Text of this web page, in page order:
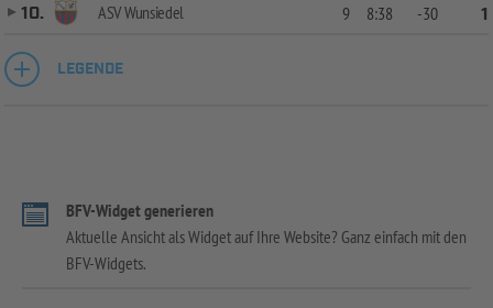
10.
ASV Wunsiedel 9 8:38 -30 1
LEGENDE
BFV-Widget generieren
Aktuelle Ansicht als Widget auf Ihre Website? Ganz einfach mit den
BFV-Widgets.